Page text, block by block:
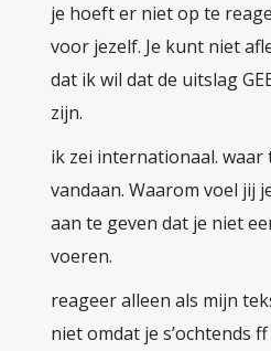
je hoeft er niet op te
voor jezelf. Je kunt niet
dat ik wil dat de uitslag
zijn.
ik zei internationaal. waar
vandaan. Waarom voel jij
aan te geven dat je niet
voeren.
reageer alleen als mijn
niet omdat je s’ochtends